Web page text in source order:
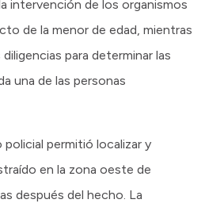
intervención de los organismos
de la menor de edad, mientras
para determinar las
una de las personas
policial permitió localizar y
en la zona oeste de
después del hecho. La